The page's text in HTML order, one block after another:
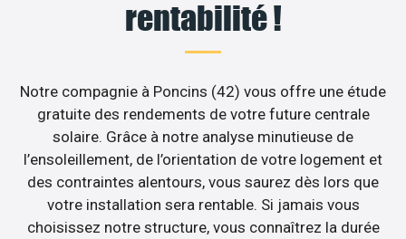
rentabilité !
Notre compagnie à Poncins (42) vous offre une étude
gratuite des rendements de votre future centrale
solaire. Grâce à notre analyse minutieuse de
l’ensoleillement, de l’orientation de votre logement et
des contraintes alentours, vous saurez dès lors que
votre installation sera rentable. Si jamais vous
choisissez notre structure, vous connaîtrez la durée